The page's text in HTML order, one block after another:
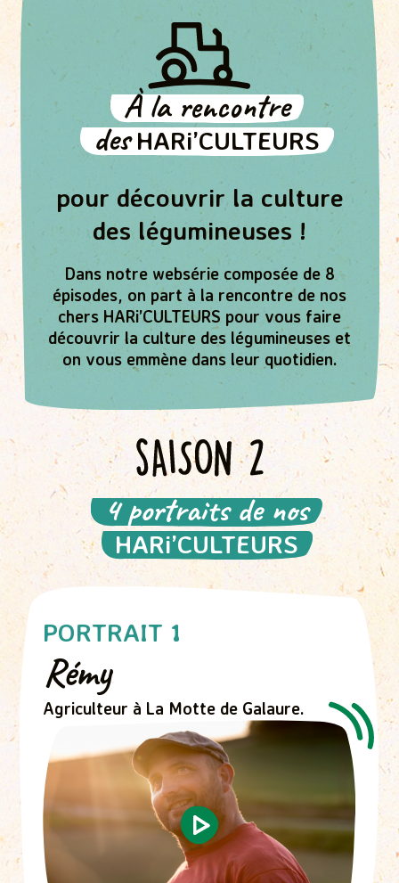
À la rencontre
desHARi’CULTEURS
pour découvrir la culture
des légumineuses !
Dans notre websérie composée de 8
épisodes, on part à la rencontre de nos
chers HARi’CULTEURS pour vous faire
découvrir la culture des légumineuses et
on vous emmène dans leur quotidien.
4 portraits de nos
HARi’CULTEURS
PORTRAIT 1
Rémy
Agriculteur à La Motte de Galaure.